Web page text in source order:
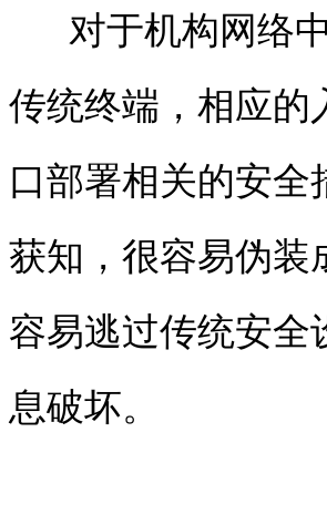
对于机构网络中
传统终端，相应的
口部署相关的安
获知，很容易伪装
容易逃过传统安全
息破坏。